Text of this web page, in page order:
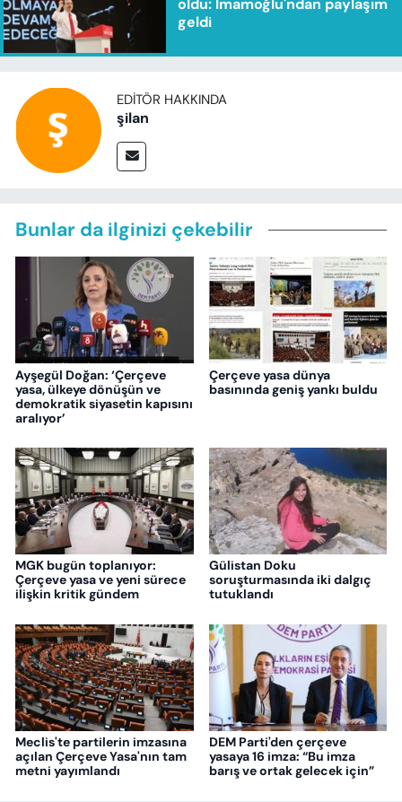
oldu: İmamoğlu'ndan paylaşım
geldi
EDITÖR HAKKINDA
şilan
Bunlar da ilginizi çekebilir
Ayşegül Doğan: ‘Çerçeve
yasa, ülkeye dönüşün ve
demokratik siyasetin kapısını
aralıyor’
Çerçeve yasa dünya
basınında geniş yankı buldu
MGK bugün toplanıyor:
Çerçeve yasa ve yeni sürece
ilişkin kritik gündem
Gülistan Doku
soruşturmasında iki dalgıç
tutuklandı
Meclis'te partilerin imzasına
açılan Çerçeve Yasa'nın tam
metni yayımlandı
DEM Parti'den çerçeve
yasaya 16 imza: “Bu imza
barış ve ortak gelecek için”